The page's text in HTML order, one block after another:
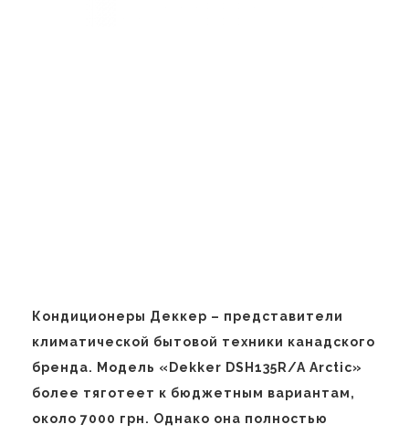
Кондиционеры Деккер – представители
климатической бытовой техники канадского
бренда. Модель «Dekker DSH135R/A Arctic»
более тяготеет к бюджетным вариантам,
около 7000 грн. Однако она полностью